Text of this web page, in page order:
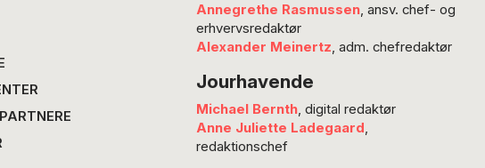
Annegrethe Rasmussen, ansv. chef- og
erhvervsredaktør
Alexander Meinertz, adm. chefredaktør
Jourhavende
Michael Bernth, digital redaktør
Anne Juliette Ladegaard
redaktionschef